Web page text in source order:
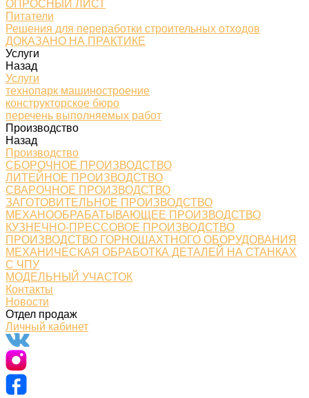
ОПРОСНЫЙ ЛИСТ
Питатели
Решения для переработки строительных отходов
ДОКАЗАНО НА ПРАКТИКЕ
Услуги
Назад
Услуги
технопарк машиностроение
конструкторское бюро
перечень выполняемых работ
Производство
Назад
Производство
СБОРОЧНОЕ ПРОИЗВОДСТВО
ЛИТЕЙНОЕ ПРОИЗВОДСТВО
СВАРОЧНОЕ ПРОИЗВОДСТВО
ЗАГОТОВИТЕЛЬНОЕ ПРОИЗВОДСТВО
МЕХАНООБРАБАТЫВАЮЩЕЕ ПРОИЗВОДСТВО
КУЗНЕЧНО-ПРЕССОВОЕ ПРОИЗВОДСТВО
ПРОИЗВОДСТВО ГОРНОШАХТНОГО ОБОРУДОВАНИЯ
МЕХАНИЧЕСКАЯ ОБРАБОТКА ДЕТАЛЕЙ НА СТАНКАХ
С ЧПУ
МОДЕЛЬНЫЙ УЧАСТОК
Контакты
Новости
Отдел продаж
Личный кабинет